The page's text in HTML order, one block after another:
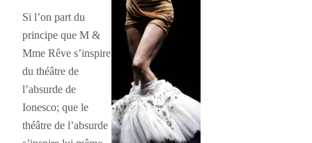
Si l’on part du
principe que M &
Mme Rêve s’inspire
du théâtre de
l’absurde de
Ionesco; que le
théâtre de l’absurde